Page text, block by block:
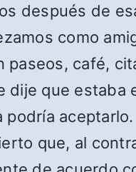
después de
como
paseos, café,
dije que estaba
podría
que, al